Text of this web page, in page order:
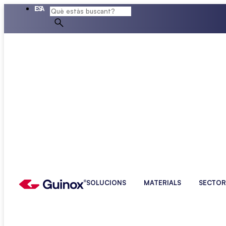
ES
CA
SOLUCIONS MATERIALS